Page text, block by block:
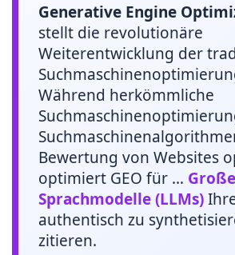
Generative Engine
stellt die revolutionäre
Weiterentwicklung der
Während herkömmliche
Bewertung von Websites
optimiert GEO für … Große
Sprachmodelle (LLMs)
authentisch zu
zitieren.